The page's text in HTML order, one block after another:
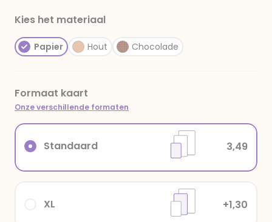
Kies het materiaal
Papier Hout Chocolade
Formaat kaart
Onze verschillende formaten
XL +1,30
Standaard 3,49